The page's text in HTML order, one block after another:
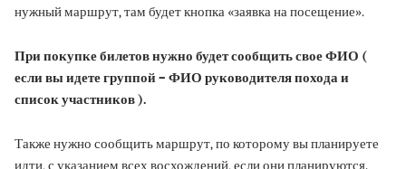
нужный маршрут, там будет кнопка «заявка на посещение».
При покупке билетов нужно будет сообщить свое ФИО (
если вы идете группой – ФИО руководителя похода и
список участников ).
Также нужно сообщить маршрут, по которому вы планируете
идти, с указанием всех восхождений, если они планируются.